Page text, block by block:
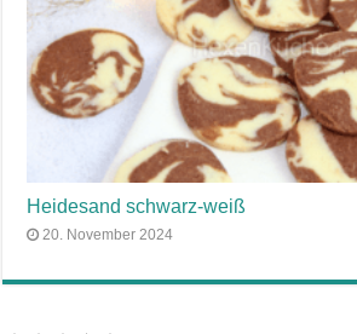
Heidesand schwarz-weiß
20. November 2024